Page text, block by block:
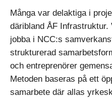
Många var delaktiga i
däribland ÅF
jobba i NCC:s
strukturerad
och entreprenörer
Metoden baseras på ett
samarbete där allas